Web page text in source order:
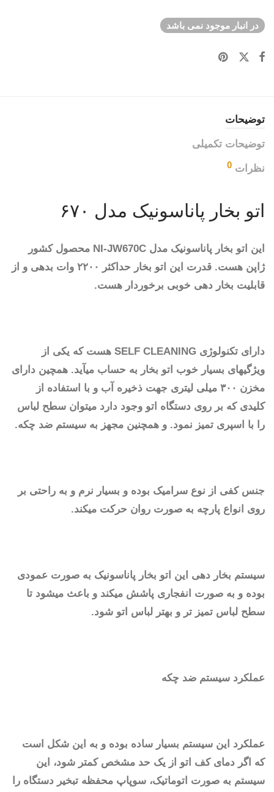
در انبار موجود نمی باشد
توضیحات
توضیحات تکمیلی
نظرات 0
اتو بخار پاناسونیک مدل ۶۷۰
این اتو بخار پاناسونیک مدل NI-JW670C محصول کشور
ژاپن هست. قدرت این اتو بخار حداکثر ۲۲۰۰ وات بدهی و از
قابلیت بخار دهی خوبی برخوردار هست.
دارای تکنولوژی SELF CLEANING هست که یکی از
ویژگیهای بسیار خوب اتو بخار به حساب میآید. همچین دارای
مخزن ۳۰۰ میلی لیتری جهت ذخیره آب و با استفاده از
کلیدی که بر روی دستگاه اتو وجود دارد میتوان سطح لباس
را با اسپری تمیز نمود. و همچنین مجهز به سیستم ضد چکه.
جنس کفی از نوع سرامیک بوده و بسیار نرم و به راحتی بر
روی انواع پارچه به صورت روان حرکت میکند.
سیستم بخار دهی این اتو بخار پاناسونیک به صورت عمودی
بوده و به صورت انفجاری پاشش میکند و باعث میشود تا
سطح لباس تمیز تر و بهتر لباس اتو شود.
عملکرد سیستم ضد چکه
عملکرد این سیستم بسیار ساده بوده و به این شکل است
که اگر دمای کف اتو از یک حد مشخص کمتر شود، این
سیستم به صورت اتوماتیک، سوپاپ محفظه تبخیر دستگاه را